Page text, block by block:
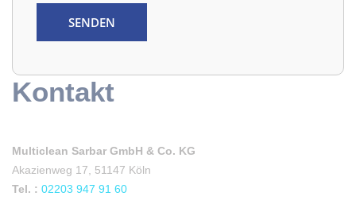
Kontakt
Multiclean Sarbar GmbH & Co. KG
Akazienweg 17, 51147 Köln
Tel. : 02203 947 91 60